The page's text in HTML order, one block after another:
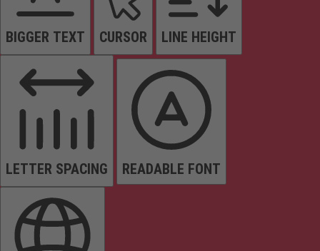
BIGGER TEXT CURSOR LINE HEIGHT
LETTER SPACING READABLE FONT